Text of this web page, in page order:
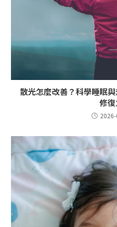
散光怎麼改善？科學睡眠
修